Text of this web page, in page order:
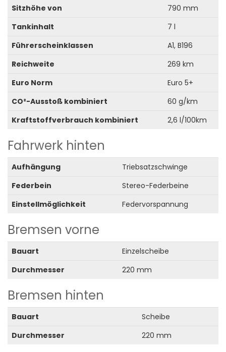
Sitzhöhe von
790 mm
Tankinhalt
7 l
Führerscheinklassen
A1, B196
Reichweite
269 km
Euro Norm
Euro 5+
CO²-Ausstoß kombiniert
60 g/km
Kraftstoffverbrauch kombiniert
2,6 l/100km
Fahrwerk hinten
Aufhängung
Triebsatzschwinge
Federbein
Stereo-Federbeine
Einstellmöglichkeit
Federvorspannung
Bremsen vorne
Bauart
Einzelscheibe
Durchmesser
220 mm
Bremsen hinten
Bauart
Scheibe
Durchmesser
220 mm